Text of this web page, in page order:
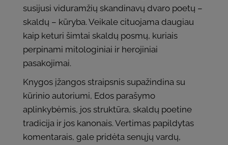
susijusi viduramžių skandinavų dvaro poetų –
skaldų – kūryba. Veikale cituojama daugiau
kaip keturi šimtai skaldų posmų, kuriais
perpinami mitologiniai ir herojiniai
pasakojimai.
Knygos įžangos straipsnis supažindina su
kūrinio autoriumi, Edos parašymo
aplinkybėmis, jos struktūra, skaldų poetine
tradicija ir jos kanonais. Vertimas papildytas
komentarais, gale pridėta senųjų vardų,